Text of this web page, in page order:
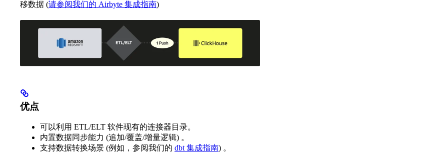
移数据 (请参阅我们的 Airbyte 集成指南)
优点
可以利用 ETL/ELT 软件现有的连接器目录。
内置数据同步能力 (追加/覆盖/增量逻辑) 。
支持数据转换场景 (例如，参阅我们的 dbt 集成指南) 。